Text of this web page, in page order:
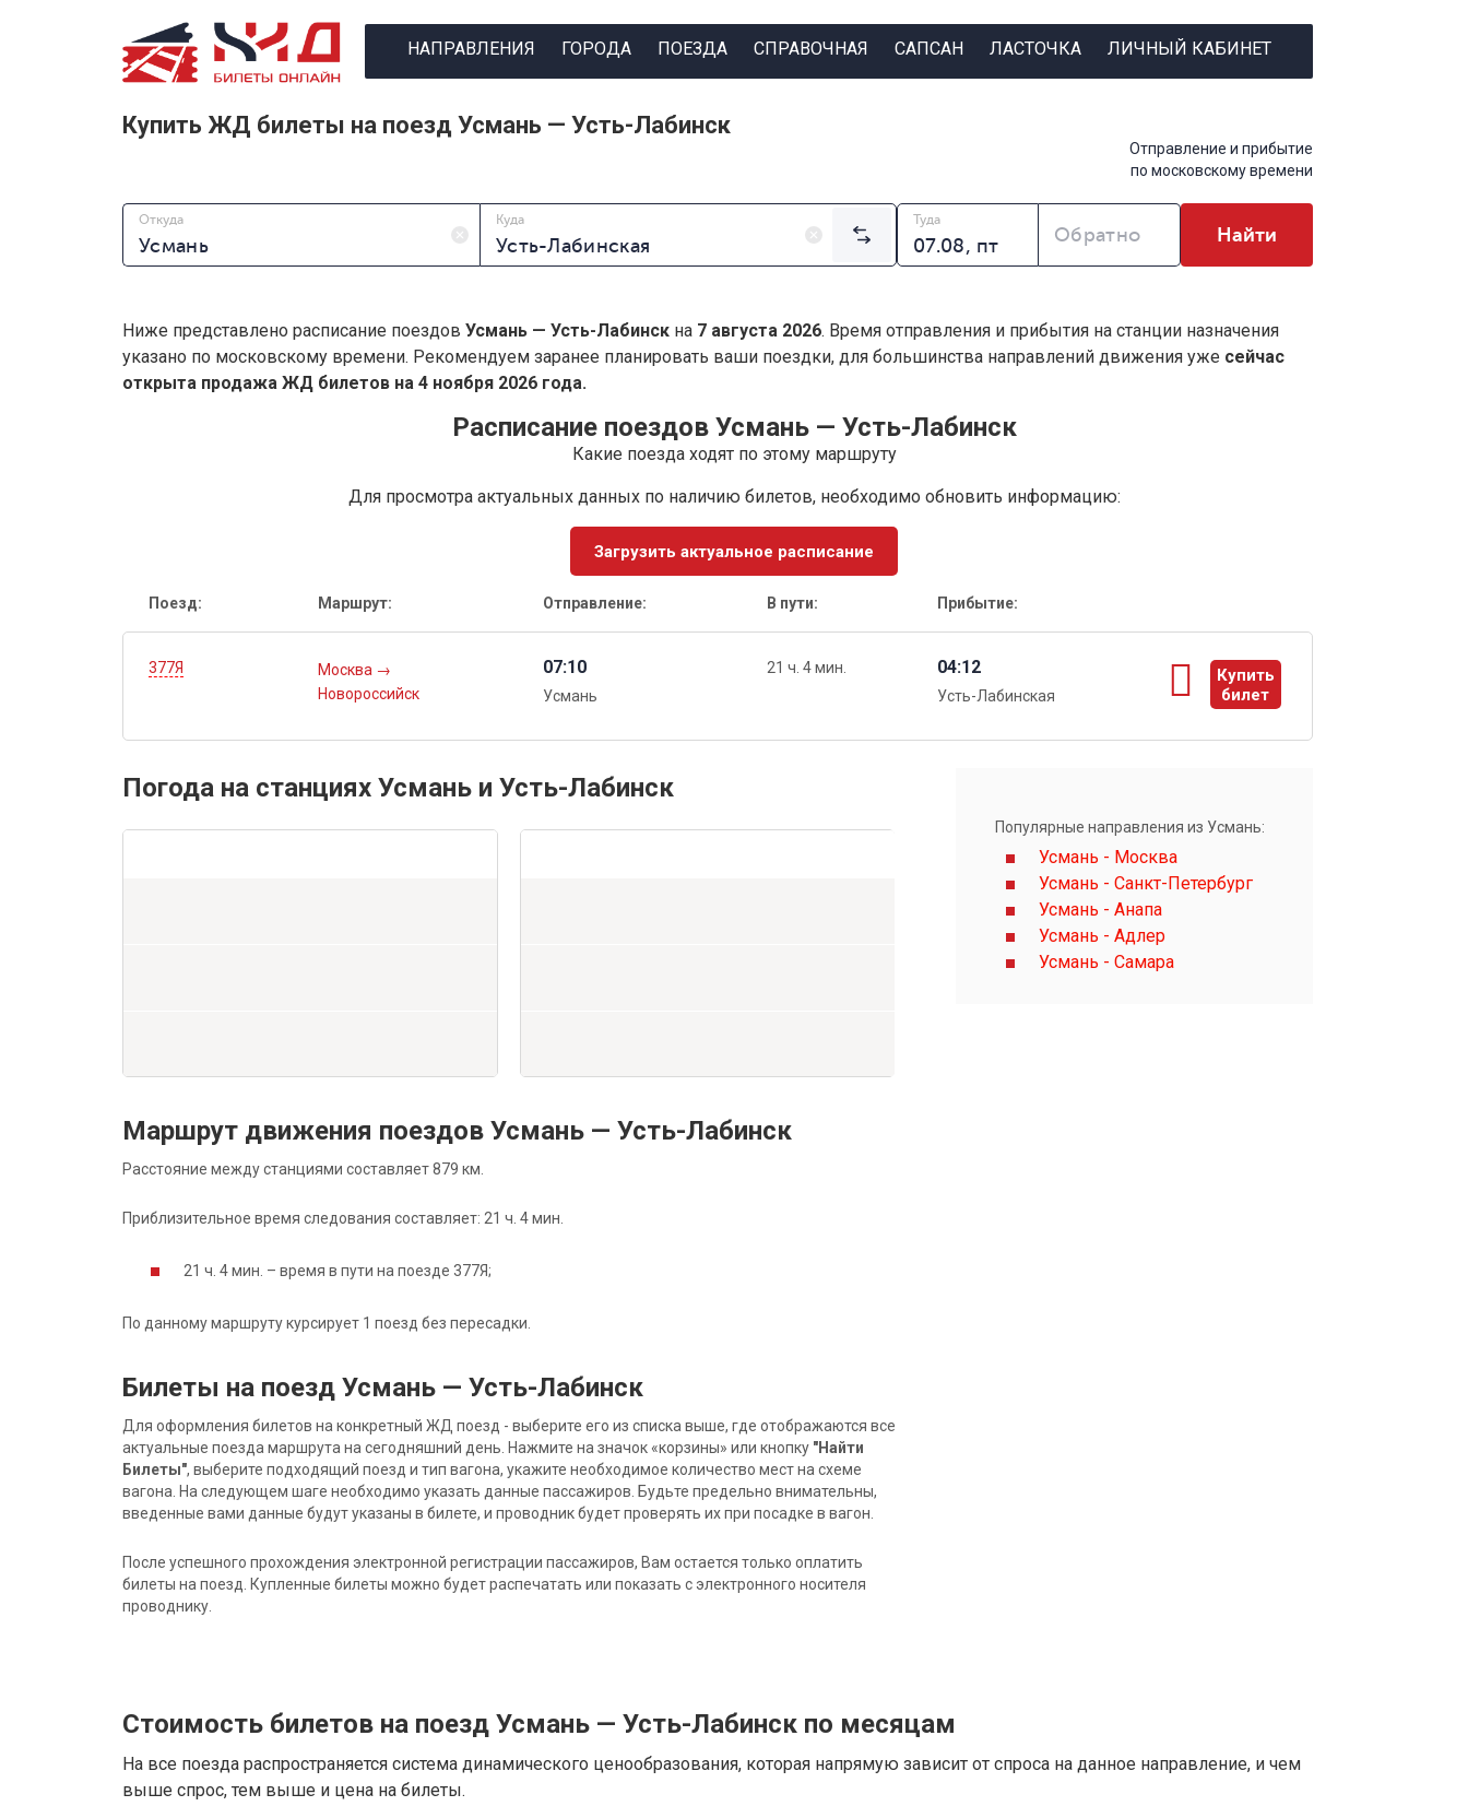
НАПРАВЛЕНИЯ ГОРОДА ПОЕЗДА СПРАВОЧНАЯ САПСАН ЛАСТОЧКА ЛИЧНЫЙ КАБИНЕТ
Купить ЖД билеты на поезд Усмань — Усть-Лабинск
Отправление и прибытие
по московскому времени
Откуда Куда Туда
Обратно Найти
Ниже представлено расписание поездов Усмань — Усть-Лабинск на 7 августа 2026. Время отправления и прибытия на станции назначения
указано по московскому времени. Рекомендуем заранее планировать ваши поездки, для большинства направлений движения уже сейчас
открыта продажа ЖД билетов на 4 ноября 2026 года.
Расписание поездов Усмань — Усть-Лабинск
Какие поезда ходят по этому маршруту
Для просмотра актуальных данных по наличию билетов, необходимо обновить информацию:
Загрузить актуальное расписание
Поезд: Маршрут: Отправление: В пути: Прибытие:
377Я Москва →
Новороссийск
07:10
Усмань
21 ч. 4 мин. 04:12
Усть-Лабинская
Купить
билет
ы
Погода на станциях Усмань и Усть-Лабинск
Маршрут движения поездов Усмань — Усть-Лабинск
Расстояние между станциями составляет 879 км.
Приблизительное время следования составляет: 21 ч. 4 мин.
21 ч. 4 мин. – время в пути на поезде 377Я;
По данному маршруту курсирует 1 поезд без пересадки.
Билеты на поезд Усмань — Усть-Лабинск
Для оформления билетов на конкретный ЖД поезд - выберите его из списка выше, где отображаются все
актуальные поезда маршрута на сегодняшний день. Нажмите на значок «корзины» или кнопку "Найти
Билеты", выберите подходящий поезд и тип вагона, укажите необходимое количество мест на схеме
вагона. На следующем шаге необходимо указать данные пассажиров. Будьте предельно внимательны,
введенные вами данные будут указаны в билете, и проводник будет проверять их при посадке в вагон.
После успешного прохождения электронной регистрации пассажиров, Вам остается только оплатить
билеты на поезд. Купленные билеты можно будет распечатать или показать с электронного носителя
проводнику.
Популярные направления из Усмань:
Усмань - Москва
Усмань - Санкт-Петербург
Усмань - Анапа
Усмань - Адлер
Усмань - Самара
Стоимость билетов на поезд Усмань — Усть-Лабинск по месяцам
На все поезда распространяется система динамического ценообразования, которая напрямую зависит от спроса на данное направление, и чем
выше спрос, тем выше и цена на билеты.